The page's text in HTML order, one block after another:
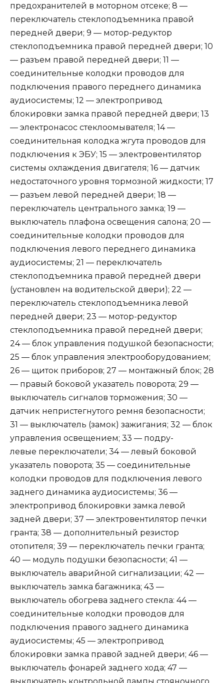
предохранителей в моторном отсеке; 8 —
переключатель стеклоподъемника правой
передней двери; 9 — мотор-редуктор
стеклоподъемника правой передней двери; 10
— разъем правой передней двери; 11 —
соединительные колодки проводов для
подключения правого переднего динамика
аудиосистемы; 12 — электропривод
блокировки замка правой передней двери; 13
— электронасос стеклоомывателя; 14 —
соединительная колодка жгута проводов для
подключения к ЭБУ; 15 — электровентилятор
системы охлаждения двигателя; 16 — датчик
недостаточного уровня тормозной жидкости; 17
— разъем левой передней двери; 18 —
переключатель центрального замка; 19 —
выключатель плафона освещения салона; 20 —
соединительные колодки проводов для
подключения левого переднего динамика
аудиосистемы; 21 — переключатель
стеклоподъемника правой передней двери
(установлен на водительской двери); 22 —
переключатель стеклоподъемника левой
передней двери; 23 — мотор-редуктор
стеклоподъемника правой передней двери;
24 — блок управления подушкой безопасности;
25 — блок управления электрооборудованием;
26 — щиток приборов; 27 — монтажный блок; 28
— правый боковой указатель поворота; 29 —
выключатель сигналов торможения; 30 —
датчик непристегнутого ремня безопасности;
31 — выключатель (замок) зажигания; 32 — блок
управления освещением; 33 — подру-
левые переключатели; 34 — левый боковой
указатель поворота; 35 — соединительные
колодки проводов для подключения левого
заднего динамика аудиосистемы; 36 —
электропривод блокировки замка левой
задней двери; 37 — электровентилятор печки
гранта; 38 — дополнительный резистор
отопителя; 39 — переключатель печки гранта;
40 — модуль подушки безопасности; 41 —
выключатель аварийной сигнализации; 42 —
выключатель замка багажника; 43 —
выключатель обогрева заднего стекла: 44 —
соединительные колодки проводов для
подключения правого заднего динамика
аудиосистемы; 45 — электропривод
блокировки замка правой задней двери; 46 —
выключатель фонарей заднего хода; 47 —